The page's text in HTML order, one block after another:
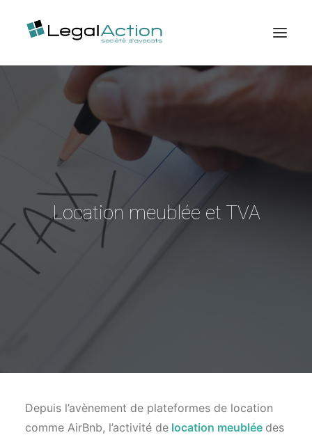
Ventes aux enchères
Contactez-nous
Espace client
Location meublée et TVA
Depuis l’avènement de plateformes de location
comme AirBnb, l’activité de location meublée des